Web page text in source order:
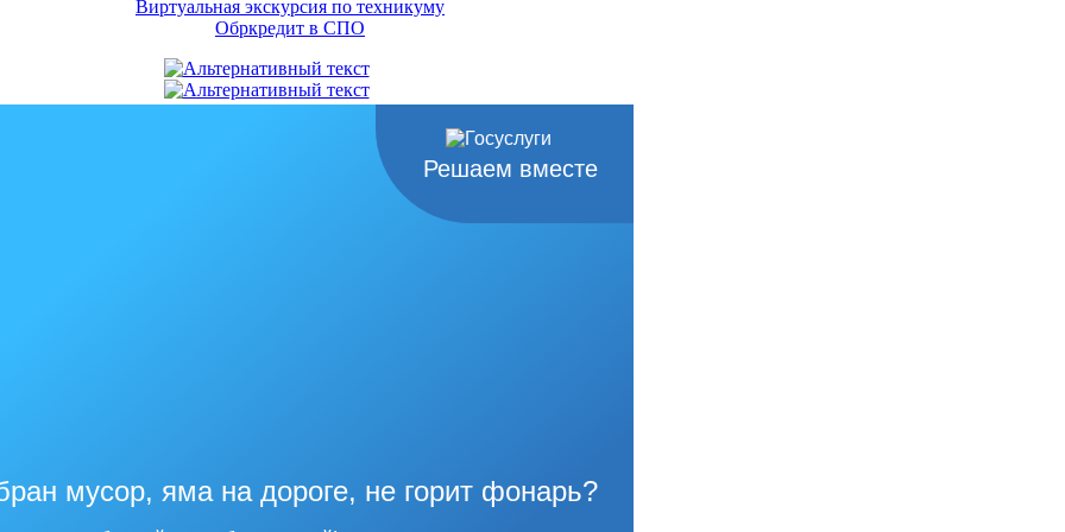
Виртуальная экскурсия по техникуму
Обркредит в СПО
Решаем вместе
мусор, яма на дороге, не горит фонарь?